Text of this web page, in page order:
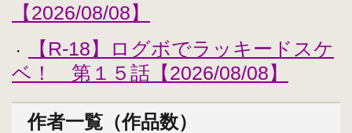
【2026/08/08】
・
【R-18】ログボでラッキードスケ
ベ！ 第１５話【2026/08/08】
作者一覧（作品数）